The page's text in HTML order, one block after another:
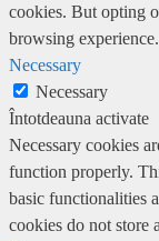
cookies. But opting
browsing experience.
Necessary
Necessary
Întotdeauna activate
Necessary cookies
function properly.
basic functionalities
cookies do not store